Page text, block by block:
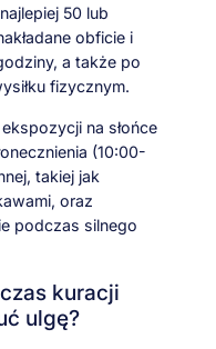
50 lub
obficie i
a także po
fizycznym.
na słońce
(10:00-
takiej jak
oraz
podczas silnego
kuracji
ulgę?